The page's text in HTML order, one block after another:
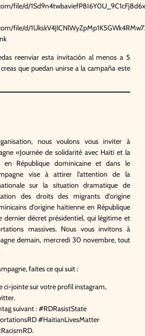
file/d/
file/d/
reenviar esta invitación al menos a 5
que puedan unirse a la campaña este
nous voulons vous inviter à
«Journée de solidarité avec Haïti et la
en République dominicaine et dans le
vise à attirer l’attention de la
sur la situation dramatique de
des droits des migrants d’origine
d’origine haïtienne en République
dernier décret présidentiel, qui légitime et
massives. Nous vous invitons à
demain, mercredi 30 novembre, tout
faites ce qui suit :
ci-jointe sur votre profil instagram,
suivant : #RDRasistState
#HaitianLivesMatter